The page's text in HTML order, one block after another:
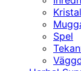
Spel